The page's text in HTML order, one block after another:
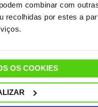
combinar com
recolhidas por estes a
OS COOKIES